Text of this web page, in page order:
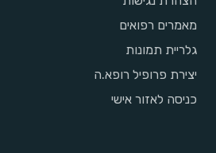
מאמרים רפואים
גלריית תמונות
יצירת פרופיל רופא.ה
כניסה לאזור אישי